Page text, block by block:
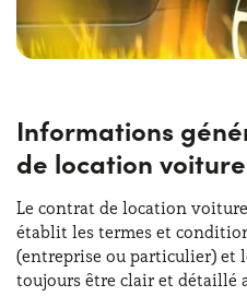
Informations
de location voiture
Le contrat de location
établit les termes et
(entreprise ou particulier) et
toujours être clair et détaillé